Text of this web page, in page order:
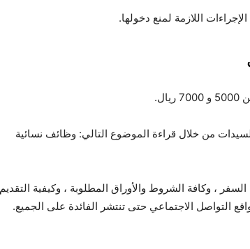
اللازمة لمنع دخولها.
من خلال قراءة الموضوع التالي: وظائف نسائية
، وكافة الشروط والأوراق المطلوبة ، وكيفية التقديم
التواصل الاجتماعي حتى تنتشر الفائدة على الجميع.